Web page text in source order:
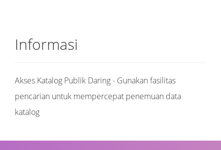
Informasi
Akses Katalog Publik Daring - Gunakan fasilitas
pencarian untuk mempercepat penemuan data
katalog